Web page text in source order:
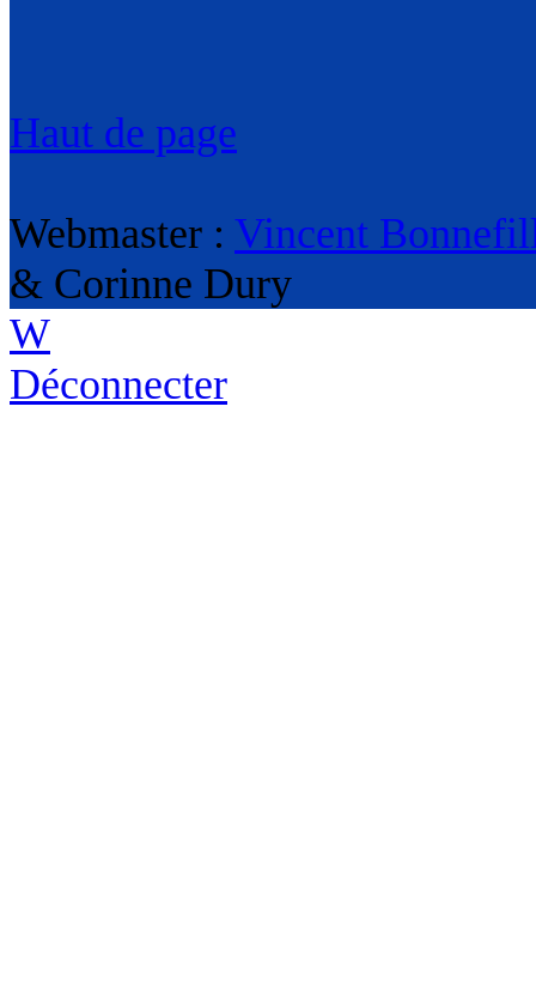
Haut de page
Webmaster : Vincent
& Corinne Dury
W
Déconnecter